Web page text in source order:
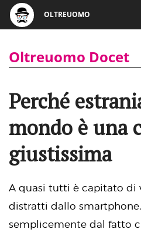
OLTREUOMO
Oltreuomo Docet
Perché
mondo è una
giustissima
A quasi tutti è capitato di
distratti dallo
semplicemente dal fatto